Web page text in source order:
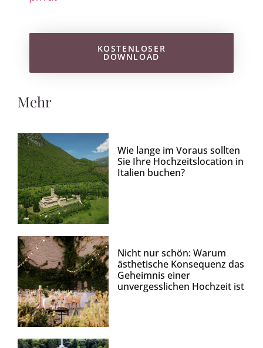
KOSTENLOSER
DOWNLOAD
Mehr
Wie lange im Voraus sollten
Sie Ihre Hochzeitslocation in
Italien buchen?
Nicht nur schön: Warum
ästhetische Konsequenz das
Geheimnis einer
unvergesslichen Hochzeit ist